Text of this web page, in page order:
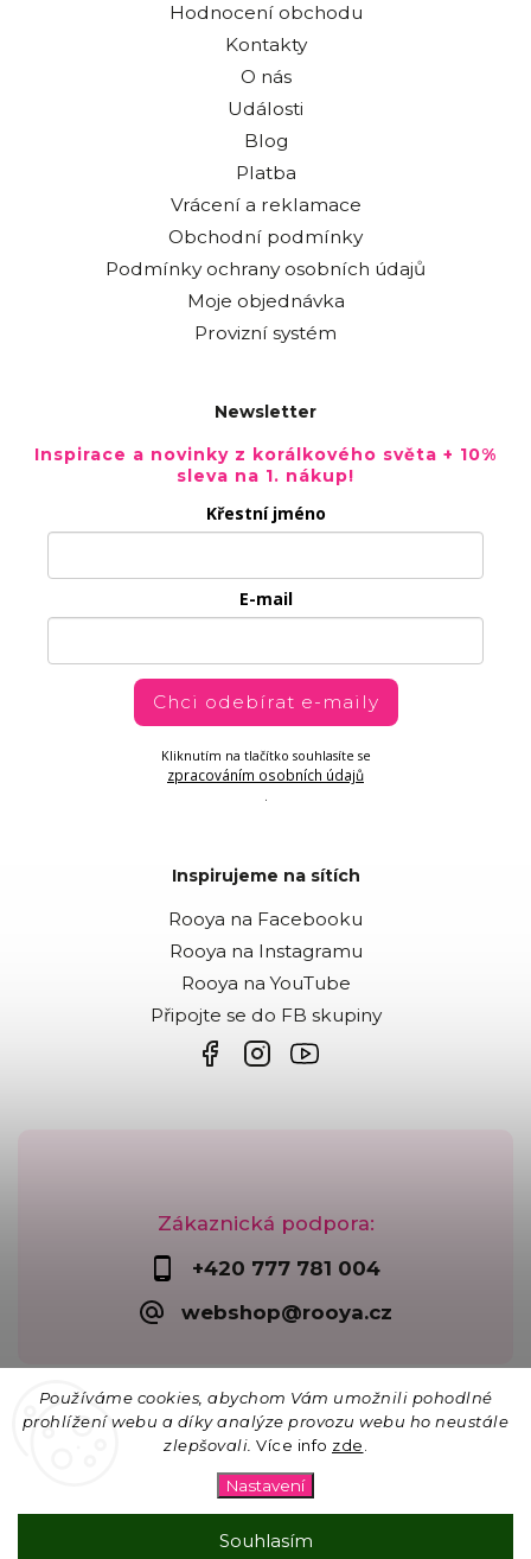
Používáme cookies, abychom Vám umožnili pohodlné
prohlížení webu a díky analýze provozu webu ho neustále
zlepšovali. Více info zde
Nastavení
Souhlasím
Zákaznická podpora:
+420 777 781 004
webshop@rooya.cz
Hodnocení obchodu
Kontakty
O nás
Události
Blog
Platba
Vrácení a reklamace
Obchodní podmínky
Podmínky ochrany osobních údajů
Moje objednávka
Provizní systém
Newsletter
Inspirace a novinky z korálkového světa + 10%
sleva na 1. nákup!
Křestní jméno
E-mail
Chci odebírat e-maily
Kliknutím na tlačítko souhlasíte se
zpracováním osobních údajů
.
Inspirujeme na sítích
Rooya na Facebooku
Rooya na Instagramu
Rooya na YouTube
Připojte se do FB skupiny
vyhrazena.
Upravit nastavení cookies
Shoptet | Design